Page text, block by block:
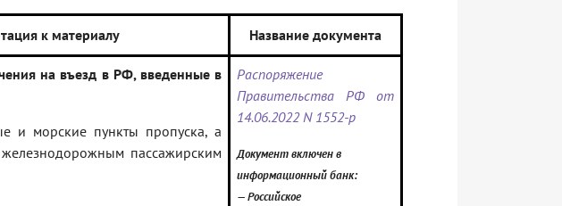
к материалу Название документа
на въезд в РФ, введенные в
и морские пункты пропуска, а
пассажирским
Распоряжение
Правительства РФ от
14.06.2022 N 1552-р
Документ включен в
информационный банк:
— Российское